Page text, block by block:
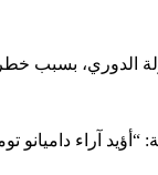
الدوري، بسبب
“أؤيد آراء